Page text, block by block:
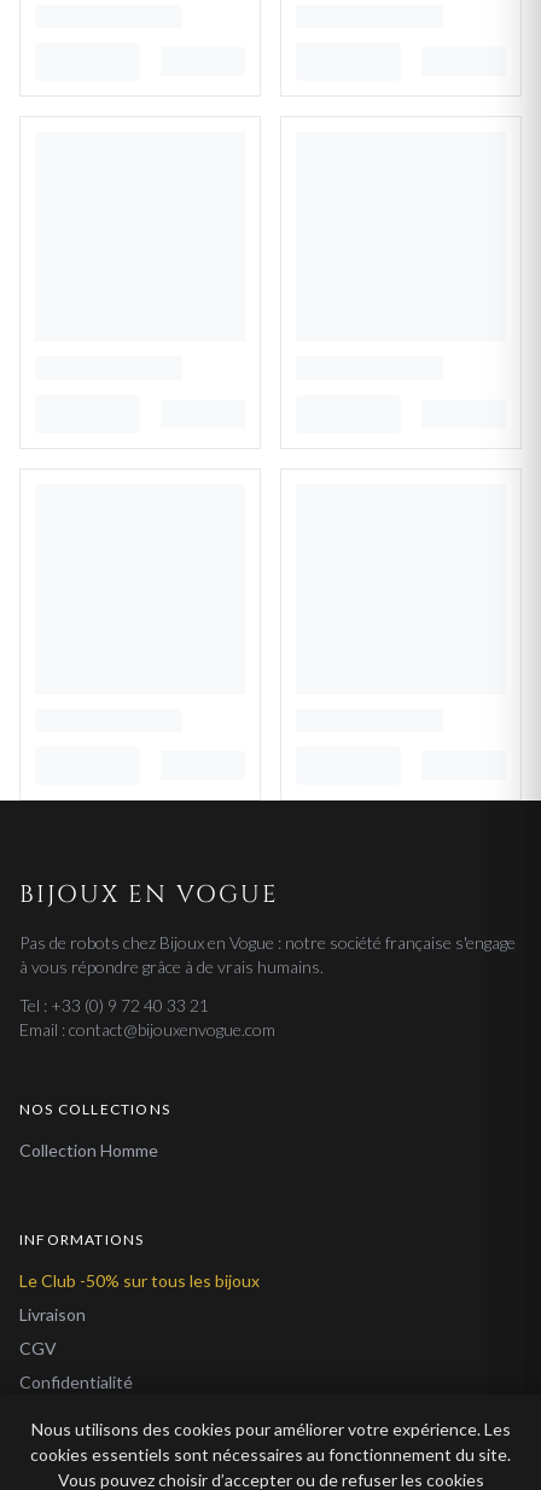
BIJOUX EN VOGUE
Pas de robots chez Bijoux en Vogue : notre société française s'engage
à vous répondre grâce à de vrais humains.
Tel : +33 (0) 9 72 40 33 21
Email : contact@bijouxenvogue.com
NOS COLLECTIONS
Collection Homme
INFORMATIONS
Le Club -50% sur tous les bijoux
Livraison
CGV
Confidentialité
À Propos
Nous utilisons des cookies pour améliorer votre expérience. Les
cookies essentiels sont nécessaires au fonctionnement du site.
Vous pouvez choisir d’accepter ou de refuser les cookies